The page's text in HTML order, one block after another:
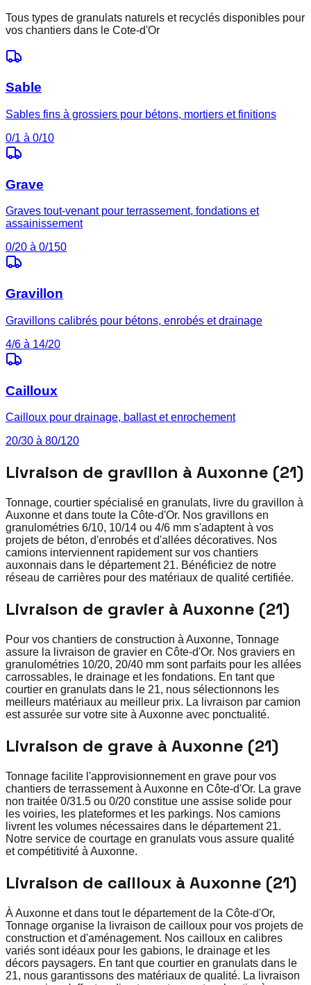
Tous types de granulats naturels et recyclés disponibles pour
vos chantiers dans le Cote-d'Or
Sable
Sables fins à grossiers pour bétons, mortiers et finitions
0/1 à 0/10
Grave
Graves tout-venant pour terrassement, fondations et
assainissement
0/20 à 0/150
Gravillon
Gravillons calibrés pour bétons, enrobés et drainage
4/6 à 14/20
Cailloux
Cailloux pour drainage, ballast et enrochement
20/30 à 80/120
Livraison de gravillon à Auxonne (21)
Tonnage, courtier spécialisé en granulats, livre du gravillon à
Auxonne et dans toute la Côte-d'Or. Nos gravillons en
granulométries 6/10, 10/14 ou 4/6 mm s'adaptent à vos
projets de béton, d'enrobés et d'allées décoratives. Nos
camions interviennent rapidement sur vos chantiers
auxonnais dans le département 21. Bénéficiez de notre
réseau de carrières pour des matériaux de qualité certifiée.
Livraison de gravier à Auxonne (21)
Pour vos chantiers de construction à Auxonne, Tonnage
assure la livraison de gravier en Côte-d'Or. Nos graviers en
granulométries 10/20, 20/40 mm sont parfaits pour les allées
carrossables, le drainage et les fondations. En tant que
courtier en granulats dans le 21, nous sélectionnons les
meilleurs matériaux au meilleur prix. La livraison par camion
est assurée sur votre site à Auxonne avec ponctualité.
Livraison de grave à Auxonne (21)
Tonnage facilite l'approvisionnement en grave pour vos
chantiers de terrassement à Auxonne en Côte-d'Or. La grave
non traitée 0/31.5 ou 0/20 constitue une assise solide pour
les voiries, les plateformes et les parkings. Nos camions
livrent les volumes nécessaires dans le département 21.
Notre service de courtage en granulats vous assure qualité
et compétitivité à Auxonne.
Livraison de cailloux à Auxonne (21)
À Auxonne et dans tout le département de la Côte-d'Or,
Tonnage organise la livraison de cailloux pour vos projets de
construction et d'aménagement. Nos cailloux en calibres
variés sont idéaux pour les gabions, le drainage et les
décors paysagers. En tant que courtier en granulats dans le
21, nous garantissons des matériaux de qualité. La livraison